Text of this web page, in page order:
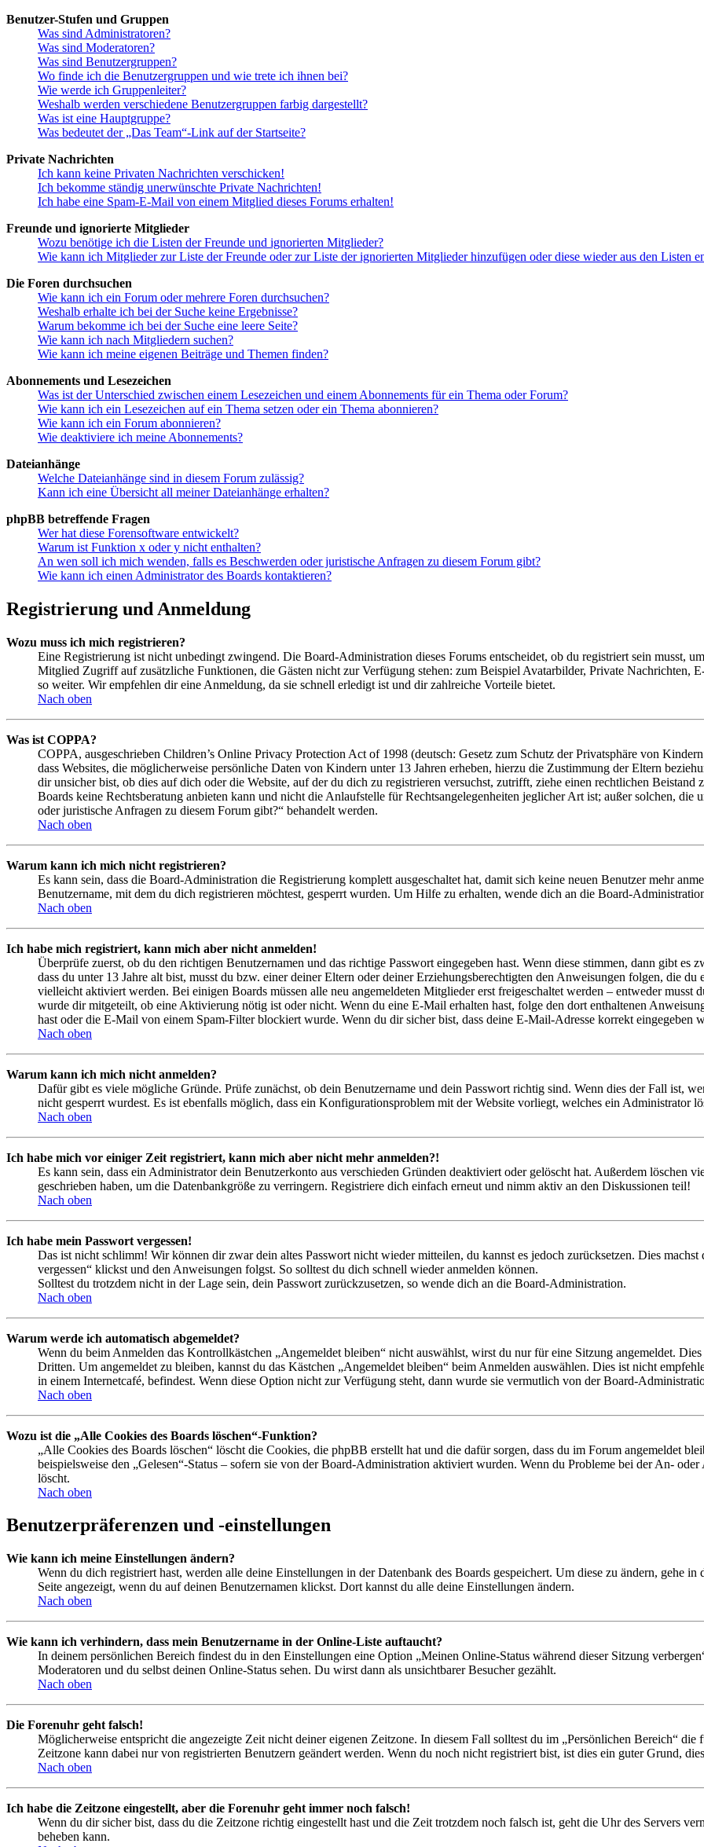
Benutzer-Stufen und Gruppen
Was sind Administratoren?
Was sind Moderatoren?
Was sind Benutzergruppen?
Wo finde ich die Benutzergruppen und wie trete ich ihnen bei?
Wie werde ich Gruppenleiter?
Weshalb werden verschiedene Benutzergruppen farbig dargestellt?
Was ist eine Hauptgruppe?
Was bedeutet der „Das Team“-Link auf der Startseite?
Private Nachrichten
Ich kann keine Privaten Nachrichten verschicken!
Ich bekomme ständig unerwünschte Private Nachrichten!
Ich habe eine Spam-E-Mail von einem Mitglied dieses Forums erhalten!
Freunde und ignorierte Mitglieder
Wozu benötige ich die Listen der Freunde und ignorierten Mitglieder?
Wie kann ich Mitglieder zur Liste der Freunde oder zur Liste der ignorierten Mitglieder hinzufügen oder diese wieder aus den Listen
Die Foren durchsuchen
Wie kann ich ein Forum oder mehrere Foren durchsuchen?
Weshalb erhalte ich bei der Suche keine Ergebnisse?
Warum bekomme ich bei der Suche eine leere Seite?
Wie kann ich nach Mitgliedern suchen?
Wie kann ich meine eigenen Beiträge und Themen finden?
Abonnements und Lesezeichen
Was ist der Unterschied zwischen einem Lesezeichen und einem Abonnements für ein Thema oder Forum?
Wie kann ich ein Lesezeichen auf ein Thema setzen oder ein Thema abonnieren?
Wie kann ich ein Forum abonnieren?
Wie deaktiviere ich meine Abonnements?
Dateianhänge
Welche Dateianhänge sind in diesem Forum zulässig?
Kann ich eine Übersicht all meiner Dateianhänge erhalten?
phpBB betreffende Fragen
Wer hat diese Forensoftware entwickelt?
Warum ist Funktion x oder y nicht enthalten?
An wen soll ich mich wenden, falls es Beschwerden oder juristische Anfragen zu diesem Forum gibt?
Wie kann ich einen Administrator des Boards kontaktieren?
Registrierung und Anmeldung
Wozu muss ich mich registrieren?
Eine Registrierung ist nicht unbedingt zwingend. Die Board-Administration dieses Forums entscheidet, ob du registriert sein musst,
Mitglied Zugriff auf zusätzliche Funktionen, die Gästen nicht zur Verfügung stehen: zum Beispiel Avatarbilder, Private Nachrichten,
so weiter. Wir empfehlen dir eine Anmeldung, da sie schnell erledigt ist und dir zahlreiche Vorteile bietet.
Nach oben
Was ist COPPA?
COPPA, ausgeschrieben Children’s Online Privacy Protection Act of 1998 (deutsch: Gesetz zum Schutz der Privatsphäre von
dass Websites, die möglicherweise persönliche Daten von Kindern unter 13 Jahren erheben, hierzu die Zustimmung der Eltern
dir unsicher bist, ob dies auf dich oder die Website, auf der du dich zu registrieren versuchst, zutrifft, ziehe einen rechtlichen
Boards keine Rechtsberatung anbieten kann und nicht die Anlaufstelle für Rechtsangelegenheiten jeglicher Art ist; außer solchen,
oder juristische Anfragen zu diesem Forum gibt?“ behandelt werden.
Nach oben
Warum kann ich mich nicht registrieren?
Es kann sein, dass die Board-Administration die Registrierung komplett ausgeschaltet hat, damit sich keine neuen Benutzer mehr
Benutzername, mit dem du dich registrieren möchtest, gesperrt wurden. Um Hilfe zu erhalten, wende dich an die Board-
Nach oben
Ich habe mich registriert, kann mich aber nicht anmelden!
Überprüfe zuerst, ob du den richtigen Benutzernamen und das richtige Passwort eingegeben hast. Wenn diese stimmen, dann gibt es
dass du unter 13 Jahre alt bist, musst du bzw. einer deiner Eltern oder deiner Erziehungsberechtigten den Anweisungen folgen, die
vielleicht aktiviert werden. Bei einigen Boards müssen alle neu angemeldeten Mitglieder erst freigeschaltet werden – entweder musst
wurde dir mitgeteilt, ob eine Aktivierung nötig ist oder nicht. Wenn du eine E-Mail erhalten hast, folge den dort enthaltenen
hast oder die E-Mail von einem Spam-Filter blockiert wurde. Wenn du dir sicher bist, dass deine E-Mail-Adresse korrekt eingegeben
Nach oben
Warum kann ich mich nicht anmelden?
Dafür gibt es viele mögliche Gründe. Prüfe zunächst, ob dein Benutzername und dein Passwort richtig sind. Wenn dies der Fall ist,
nicht gesperrt wurdest. Es ist ebenfalls möglich, dass ein Konfigurationsproblem mit der Website vorliegt, welches ein Administrator
Nach oben
Ich habe mich vor einiger Zeit registriert, kann mich aber nicht mehr anmelden?!
Es kann sein, dass ein Administrator dein Benutzerkonto aus verschieden Gründen deaktiviert oder gelöscht hat. Außerdem löschen
geschrieben haben, um die Datenbankgröße zu verringern. Registriere dich einfach erneut und nimm aktiv an den Diskussionen teil!
Nach oben
Ich habe mein Passwort vergessen!
Das ist nicht schlimm! Wir können dir zwar dein altes Passwort nicht wieder mitteilen, du kannst es jedoch zurücksetzen. Dies
vergessen“ klickst und den Anweisungen folgst. So solltest du dich schnell wieder anmelden können.
Solltest du trotzdem nicht in der Lage sein, dein Passwort zurückzusetzen, so wende dich an die Board-Administration.
Nach oben
Warum werde ich automatisch abgemeldet?
Wenn du beim Anmelden das Kontrollkästchen „Angemeldet bleiben“ nicht auswählst, wirst du nur für eine Sitzung angemeldet.
Dritten. Um angemeldet zu bleiben, kannst du das Kästchen „Angemeldet bleiben“ beim Anmelden auswählen. Dies ist nicht
in einem Internetcafé, befindest. Wenn diese Option nicht zur Verfügung steht, dann wurde sie vermutlich von der Board-
Nach oben
Wozu ist die „Alle Cookies des Boards löschen“-Funktion?
„Alle Cookies des Boards löschen“ löscht die Cookies, die phpBB erstellt hat und die dafür sorgen, dass du im Forum angemeldet
beispielsweise den „Gelesen“-Status – sofern sie von der Board-Administration aktiviert wurden. Wenn du Probleme bei der An-
löscht.
Nach oben
Benutzerpräferenzen und -einstellungen
Wie kann ich meine Einstellungen ändern?
Wenn du dich registriert hast, werden alle deine Einstellungen in der Datenbank des Boards gespeichert. Um diese zu ändern, gehe
Seite angezeigt, wenn du auf deinen Benutzernamen klickst. Dort kannst du alle deine Einstellungen ändern.
Nach oben
Wie kann ich verhindern, dass mein Benutzername in der Online-Liste auftaucht?
In deinem persönlichen Bereich findest du in den Einstellungen eine Option „Meinen Online-Status während dieser Sitzung
Moderatoren und du selbst deinen Online-Status sehen. Du wirst dann als unsichtbarer Besucher gezählt.
Nach oben
Die Forenuhr geht falsch!
Möglicherweise entspricht die angezeigte Zeit nicht deiner eigenen Zeitzone. In diesem Fall solltest du im „Persönlichen Bereich“
Zeitzone kann dabei nur von registrierten Benutzern geändert werden. Wenn du noch nicht registriert bist, ist dies ein guter Grund,
Nach oben
Ich habe die Zeitzone eingestellt, aber die Forenuhr geht immer noch falsch!
Wenn du dir sicher bist, dass du die Zeitzone richtig eingestellt hast und die Zeit trotzdem noch falsch ist, geht die Uhr des Servers
beheben kann.